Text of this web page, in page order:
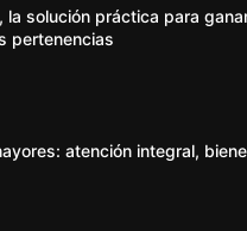
la solución práctica para
pertenencias
atención integral,